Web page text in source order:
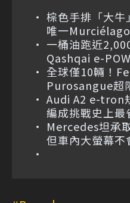
棕色手排「大牛
唯一
一桶油跑近
Qashqai e-
全球僅10輛！
Purosangue超
Audi A2 e-tron
編成挑戰史上最
Mercedes坦承
但車內大螢幕不